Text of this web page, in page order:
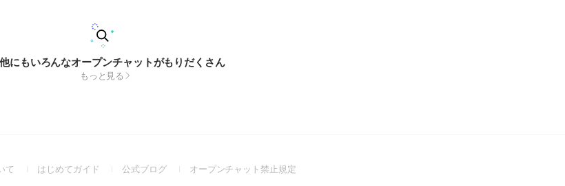
にもいろんなオープンチャットがもりだくさん
もっと見る
て
(Openはじめてガイド
(Open公式ブログ
(Openオープンチャット禁止規定(Open